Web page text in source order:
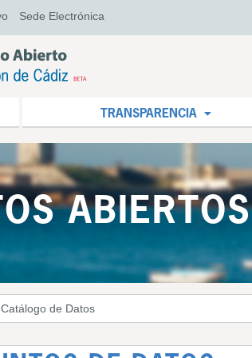
Sede Electrónica
TRANSPARENCIA
ABIERTOS
Catálogo de Datos